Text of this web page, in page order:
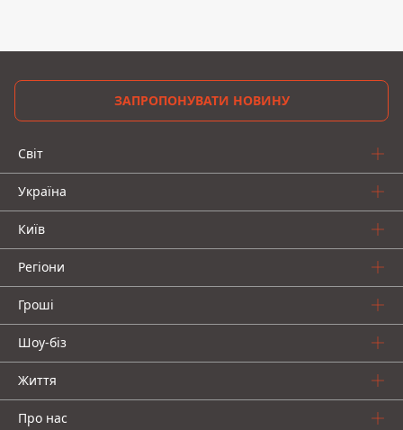
ЗАПРОПОНУВАТИ НОВИНУ
Світ
Україна
Київ
Регіони
Гроші
Шоу-біз
Життя
Про нас